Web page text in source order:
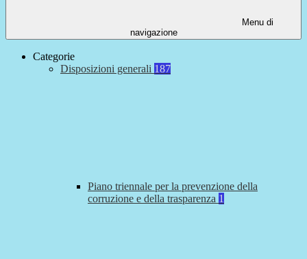
Menu di
navigazione
Categorie
Disposizioni generali 187
Piano triennale per la prevenzione della
corruzione e della trasparenza 1